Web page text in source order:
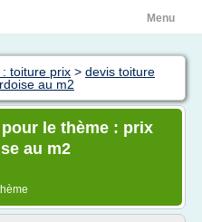
Menu
toiture prix > devis toiture
au m2
le thème : prix
au m2